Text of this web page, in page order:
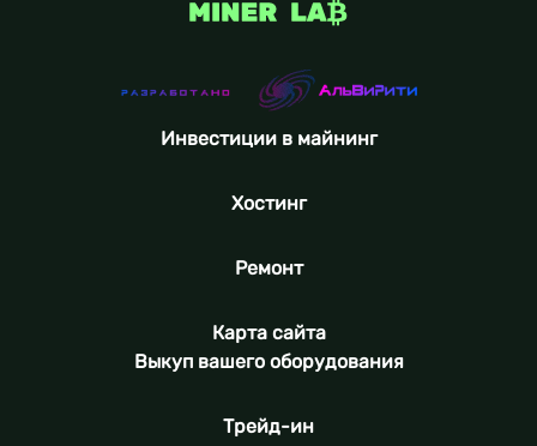
Инвестиции в майнинг
Хостинг
Ремонт
Карта сайта
Выкуп вашего оборудования
Трейд-ин